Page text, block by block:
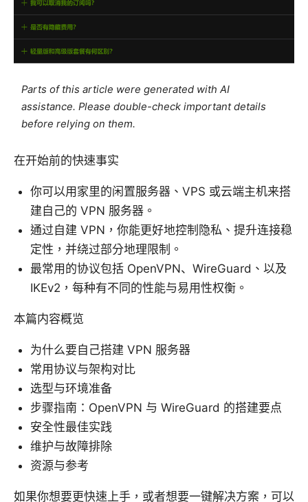
Parts of this article were generated with AI
assistance. Please double-check important details
before relying on them.
在开始前的快速事实
你可以用家里的闲置服务器、VPS 或云端主机来搭
建自己的 VPN 服务器。
通过自建 VPN，你能更好地控制隐私、提升连接稳
定性，并绕过部分地理限制。
最常用的协议包括 OpenVPN、WireGuard、以及
IKEv2，每种有不同的性能与易用性权衡。
本篇内容概览
为什么要自己搭建 VPN 服务器
常用协议与架构对比
选型与环境准备
步骤指南：OpenVPN 与 WireGuard 的搭建要点
安全性最佳实践
维护与故障排除
资源与参考
如果你想要更快速上手，或者想要一键解决方案，可以